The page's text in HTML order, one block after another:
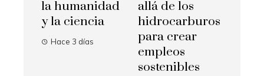
la humanidad
y la ciencia
Hace 3 días
allá de los
hidrocarburos
para crear
empleos
sostenibles